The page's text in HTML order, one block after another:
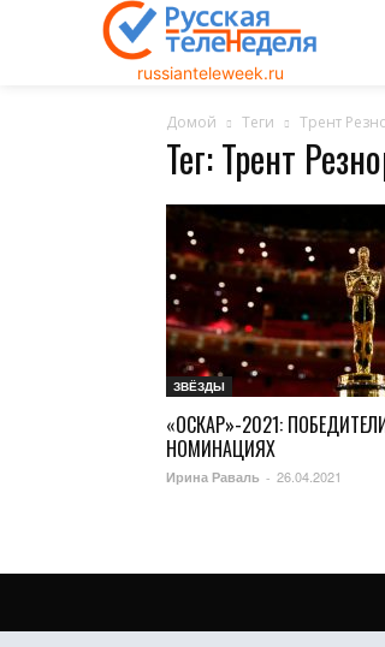
russianteleweek.ru
Домой Теги Трент
Тег: Трент
ЗВЁЗДЫ
«ОСКАР»-2021:
НОМИНАЦИЯХ
Ирина Раваль - 26.04.2021